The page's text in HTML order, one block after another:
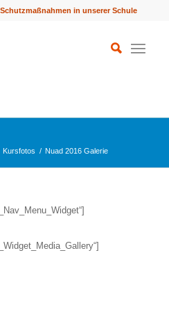
in unserer Schule
Kursfotos / Nuad 2016 Galerie